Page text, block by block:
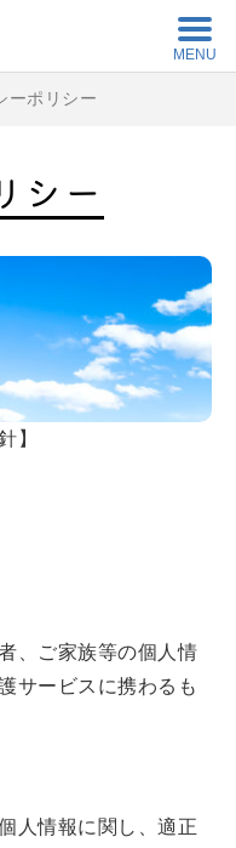
MENU
ーポリシー
シー
】
、ご家族等の個人情
サービスに携わるも
人情報に関し、適正